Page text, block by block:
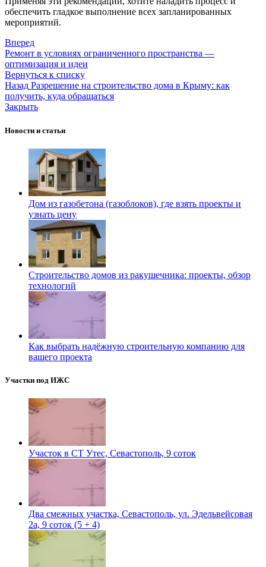
обеспечить гладкое выполнение всех запланированных
мероприятий.
Вперед
Ремонт в условиях ограниченного пространства —
оптимизация и идеи
Вернуться к списку
Назад Разрешение на строительство дома в Крыму: как
получить, куда обращаться
Закрыть
Новости и статьи
Дом из газобетона (газоблоков), где взять проекты и
узнать цену
Строительство домов из ракушечника: проекты, обзор
технологий
Как выбрать надёжную строительную компанию для
вашего проекта
Участки под ИЖС
Участок в СТ Утес, Севастополь, 9 соток
Два смежных участка, Севастополь, ул. Эдельвейсовая
2а, 9 соток (5 + 4)